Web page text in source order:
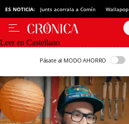
ES NOTICIA: Junts acorrala a Comín Wallapop
Leer en Castellano
Pásate al MODO AHORRO